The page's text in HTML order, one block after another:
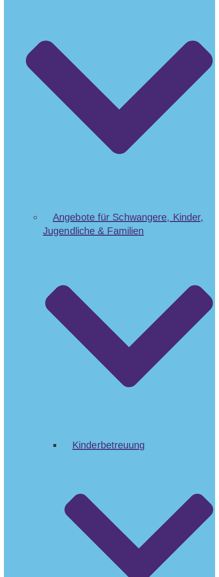
Angebote für Schwangere, Kinder,
Jugendliche & Familien
Kinderbetreuung